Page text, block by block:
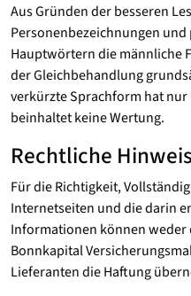
Aus Gründen der besseren
Personenbezeichnungen
Hauptwörtern die männliche
der Gleichbehandlung
verkürzte Sprachform hat
beinhaltet keine Wertung.
Rechtliche
Für die Richtigkeit,
Internetseiten und die darin
Informationen können weder
Bonnkapital
Lieferanten die Haftung